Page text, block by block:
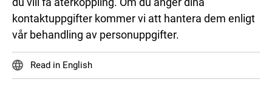
kontaktuppgifter kommer vi att hantera dem enligt
vår behandling av personuppgifter.
Read in English